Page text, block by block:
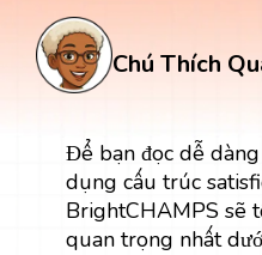
Chú Thích
Để bạn đọc dễ
dụng cấu trúc
BrightCHAMPS sẽ
quan trọng nhất